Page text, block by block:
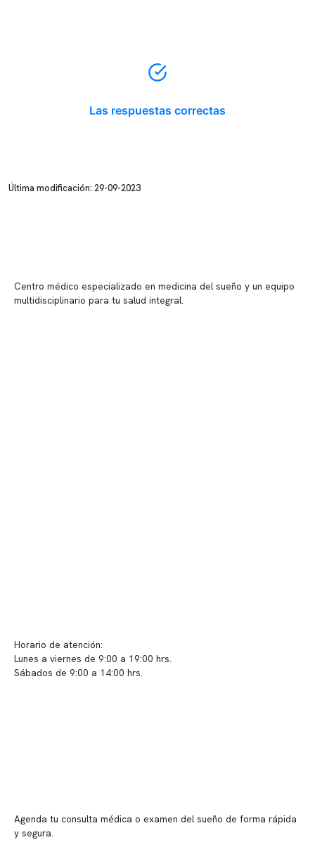
Las respuestas correctas
Última modificación: 29-09-2023
Centro médico especializado en medicina del sueño y un equipo
multidisciplinario para tu salud integral.
Horario de atención:
Lunes a viernes de 9:00 a 19:00 hrs.
Sábados de 9:00 a 14:00 hrs.
Agenda tu consulta médica o examen del sueño de forma rápida
y segura.